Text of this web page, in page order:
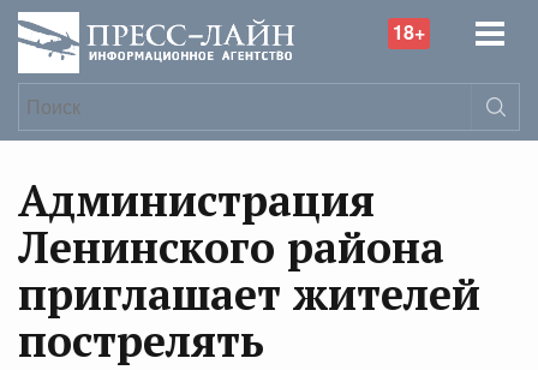
18+
Администрация
Ленинского района
приглашает жителей
пострелять